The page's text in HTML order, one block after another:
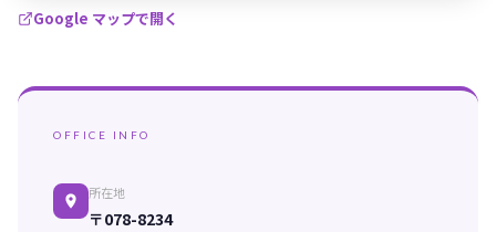
Google マップで開く
OFFICE INFO
所在地
〒078-8234